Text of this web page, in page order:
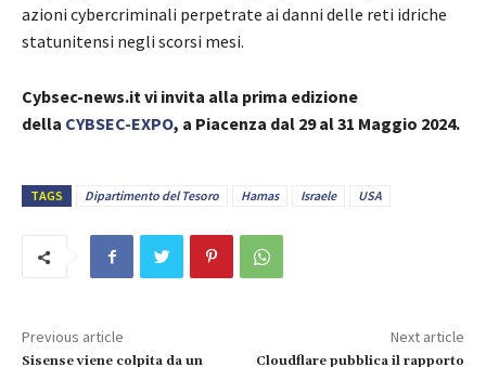
azioni cybercriminali perpetrate ai danni delle reti idriche
statunitensi negli scorsi mesi.
Cybsec-news.it vi invita alla prima edizione
della CYBSEC-EXPO, a Piacenza dal 29 al 31 Maggio 2024.
TAGS Dipartimento del Tesoro Hamas Israele USA
Previous article
Sisense viene colpita da un
Next article
Cloudflare pubblica il rapporto